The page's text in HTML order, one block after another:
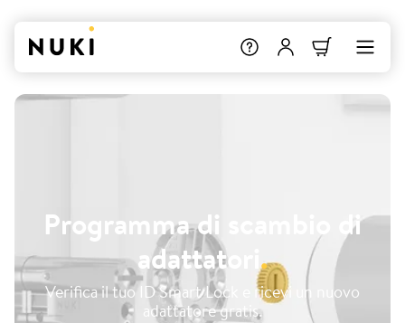
Programma di scambio di
adattatori.
Verifica il tuo ID Smart Lock e ricevi un nuovo
adattatore gratis.